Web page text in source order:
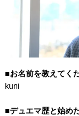
■お名前を教えてく
kuni
■デュエマ歴と始め